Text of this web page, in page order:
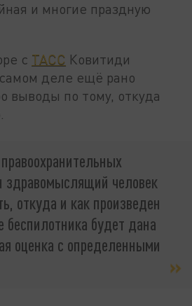
и многие праздную
с ТАСС Ковитиди
деле ещё рано
выводы по тому, откуда
здравомыслящий человек
откуда и как произведен
беспилотника будет дана
оценка с определенными